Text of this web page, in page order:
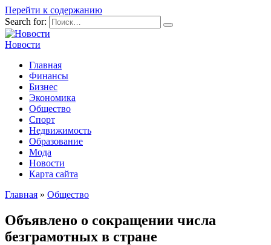
Перейти к содержанию
Search for:
Новости
Главная
Финансы
Бизнес
Экономика
Общество
Спорт
Недвижимость
Образование
Мода
Новости
Карта сайта
Главная » Общество
Объявлено о сокращении числа
безграмотных в стране